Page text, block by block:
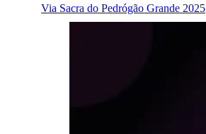
Via Sacra do Pedrógão Grande 2025